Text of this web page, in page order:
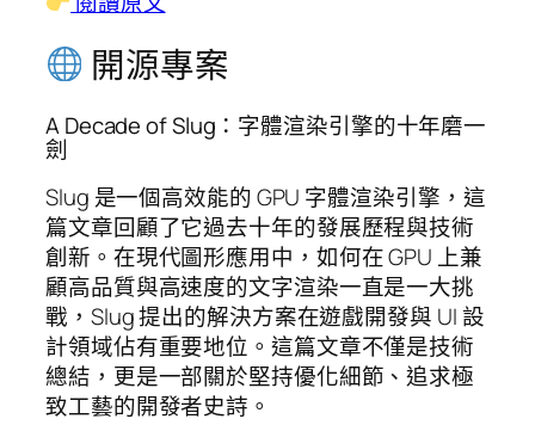
開源專案
A Decade of Slug：字體渲染引擎的十年磨一
劍
Slug 是一個高效能的 GPU 字體渲染引擎，這
篇文章回顧了它過去十年的發展歷程與技術
創新。在現代圖形應用中，如何在 GPU 上兼
顧高品質與高速度的文字渲染一直是一大挑
戰，Slug 提出的解決方案在遊戲開發與 UI 設
計領域佔有重要地位。這篇文章不僅是技術
總結，更是一部關於堅持優化細節、追求極
致工藝的開發者史詩。